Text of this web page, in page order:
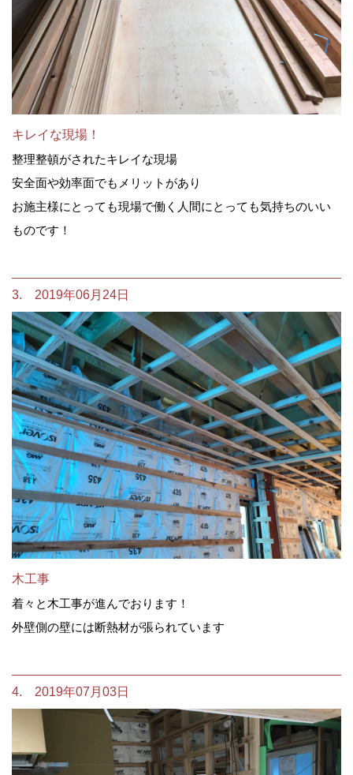
キレイな現場！
整理整頓がされたキレイな現場
安全面や効率面でもメリットがあり
お施主様にとっても現場で働く人間にとっても気持ちのいい
ものです！
3. 2019年06月24日
木工事
着々と木工事が進んでおります！
外壁側の壁には断熱材が張られています
4. 2019年07月03日